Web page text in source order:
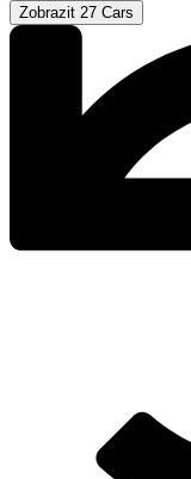
Zobrazit 27 Cars